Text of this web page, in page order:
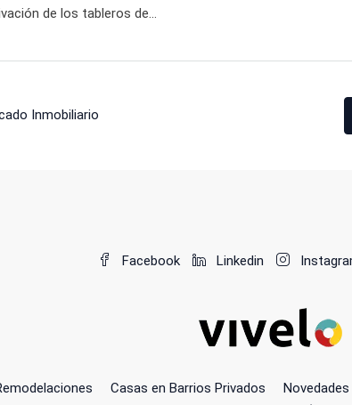
de los tableros de...
Inmobiliario
Facebook Linkedin
Casas en Barrios Privados Novedades